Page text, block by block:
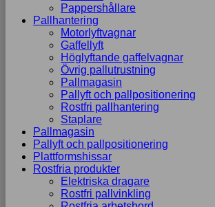
Pappershållare
Pallhantering
Motorlyftvagnar
Gaffellyft
Höglyftande gaffelvagnar
Övrig pallutrustning
Pallmagasin
Pallyft och pallpositionering
Rostfri pallhantering
Staplare
Pallmagasin
Pallyft och pallpositionering
Plattformshissar
Rostfria produkter
Elektriska dragare
Rostfri pallvinkling